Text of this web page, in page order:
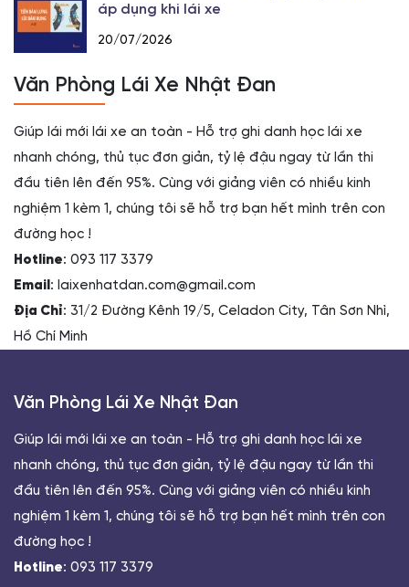
áp dụng khi lái xe
20/07/2026
Văn Phòng Lái Xe Nhật Đan
Giúp lái mới lái xe an toàn - Hỗ trợ ghi danh học lái xe
nhanh chóng, thủ tục đơn giản, tỷ lệ đậu ngay từ lần thi
đầu tiên lên đến 95%. Cùng với giảng viên có nhiều kinh
nghiệm 1 kèm 1, chúng tôi sẽ hỗ trợ bạn hết mình trên con
đường học !
Hotline: 093 117 3379
Email: laixenhatdan.com@gmail.com
Địa Chỉ: 31/2 Đường Kênh 19/5, Celadon City, Tân Sơn Nhì,
Hồ Chí Minh
Văn Phòng Lái Xe Nhật Đan
Giúp lái mới lái xe an toàn - Hỗ trợ ghi danh học lái xe
nhanh chóng, thủ tục đơn giản, tỷ lệ đậu ngay từ lần thi
đầu tiên lên đến 95%. Cùng với giảng viên có nhiều kinh
nghiệm 1 kèm 1, chúng tôi sẽ hỗ trợ bạn hết mình trên con
đường học !
Hotline: 093 117 3379